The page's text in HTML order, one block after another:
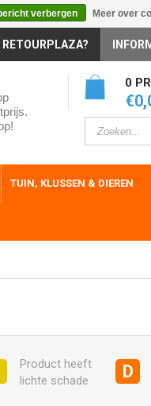
RETOURPLAZA?
0
TUIN, KLUSSEN & DIEREN
Product heeft
lichte schade
D
verbergen Meer over